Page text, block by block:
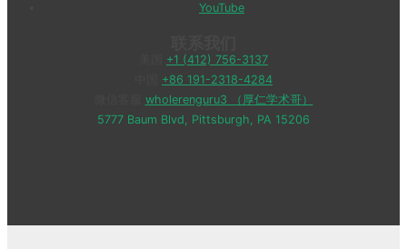
YouTube
+1 (412) 756-3137
+86 191-2318-4284
wholerenguru3 （厚仁学术哥）
5777 Baum Blvd, Pittsburgh, PA 15206